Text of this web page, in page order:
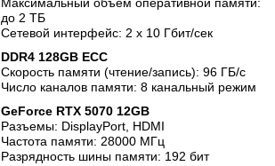
до 2 ТБ
Сетевой интерфейс: 2 x 10 Гбит/сек
DDR4 128GB ECC
Скорость памяти (чтение/запись): 96 ГБ/с
Число каналов памяти: 8 канальный режим
GeForce RTX 5070 12GB
Разъемы: DisplayPort, HDMI
Частота памяти: 28000 МГц
Разрядность шины памяти: 192 бит